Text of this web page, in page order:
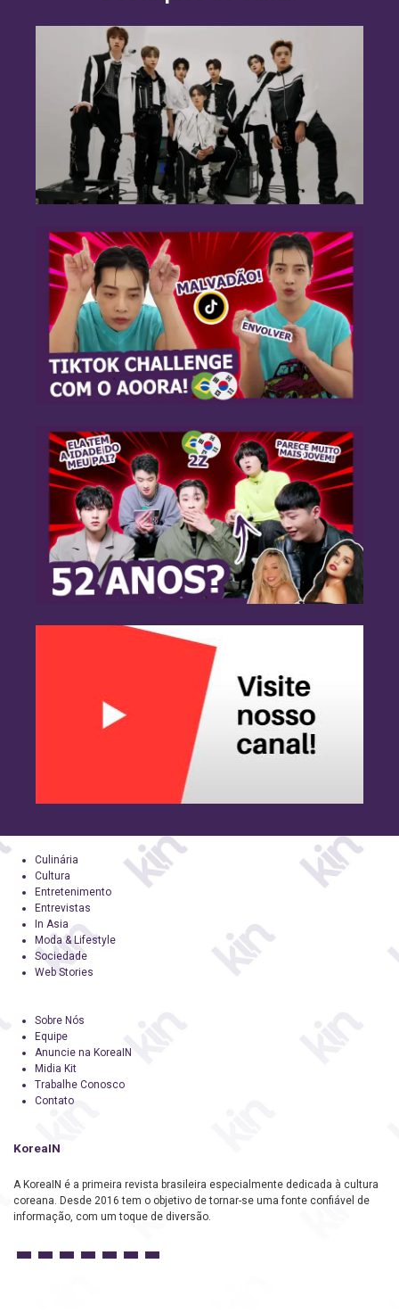
Culinária
Cultura
Entretenimento
Entrevistas
In Asia
Moda & Lifestyle
Sociedade
Web Stories
Sobre Nós
Equipe
Anuncie na KoreaIN
Midia Kit
Trabalhe Conosco
Contato
KoreaIN
A KoreaIN é a primeira revista brasileira especialmente dedicada à cultura
coreana. Desde 2016 tem o objetivo de tornar-se uma fonte confiável de
informação, com um toque de diversão.